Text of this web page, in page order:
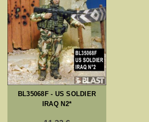
BL35068F - US SOLDIER
IRAQ N2*